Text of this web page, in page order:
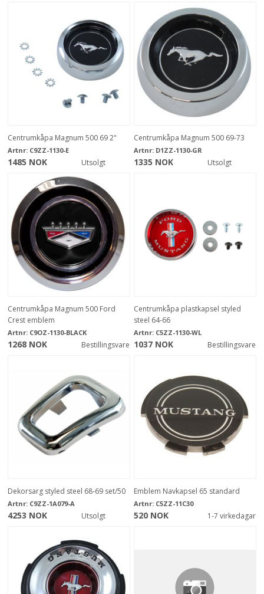
Centrumkåpa Magnum 500 69 2"
Artnr: C9ZZ-1130-E
1485 NOK Utsolgt
Centrumkåpa Magnum 500 69-73
Artnr: D1ZZ-1130-GR
1335 NOK Utsolgt
Centrumkåpa Magnum 500 Ford
Crest emblem
Artnr: C9OZ-1130-BLACK
1268 NOK Bestillingsvare
Centrumkåpa plastkapsel styled
steel 64-66
Artnr: C5ZZ-1130-WL
1037 NOK Bestillingsvare
Dekorsarg styled steel 68-69 set/50
Artnr: C9ZZ-1A079-A
4253 NOK Utsolgt
Emblem Navkapsel 65 standard
Artnr: C5ZZ-11C30
520 NOK 1-7 virkedagar